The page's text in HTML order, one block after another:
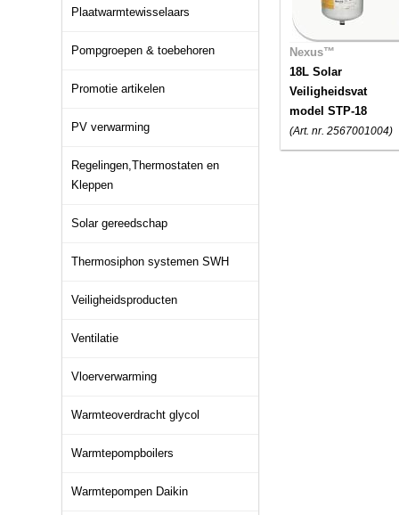
Plaatwarmtewisselaars
Pompgroepen & toebehoren
Promotie artikelen
PV verwarming
Regelingen,Thermostaten en
Kleppen
Solar gereedschap
Thermosiphon systemen SWH
Veiligheidsproducten
Ventilatie
Vloerverwarming
Warmteoverdracht glycol
Warmtepompboilers
Warmtepompen Daikin
Nexus™
18L Solar
Veiligheidsvat
model STP-18
(Art. nr. 2567001004)